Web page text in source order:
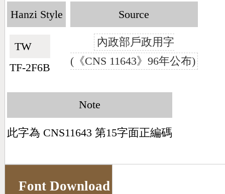
Hanzi Style
TW🇹🇼
TF-2F6B
Source
內政部戶政用字
(《CNS 11643》96年公布)
Note
此字為 CNS11643 第15字面正編碼
Font Download